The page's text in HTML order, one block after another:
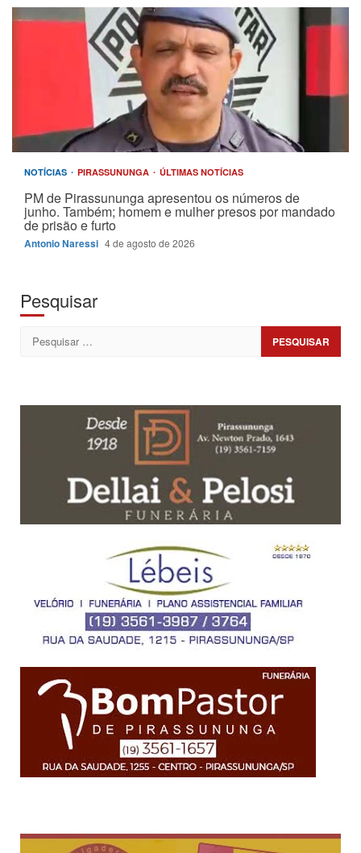
NOTÍCIAS PIRASSUNUNGA ÚLTIMAS NOTÍCIAS
PM de Pirassununga apresentou os números de
junho. Também; homem e mulher presos por mandado
de prisão e furto
Antonio Naressi 4 de agosto de 2026
Pesquisar
Pesquisar